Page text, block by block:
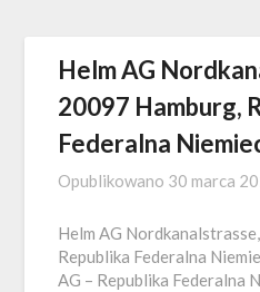
Helm AG
20097 Hamburg,
Federalna
Opublikowano 30 marca
Helm AG
Republika Federalna
AG – Republika Federalna